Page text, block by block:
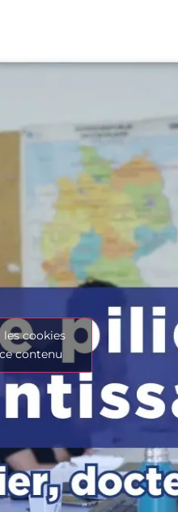
cookies
contenu